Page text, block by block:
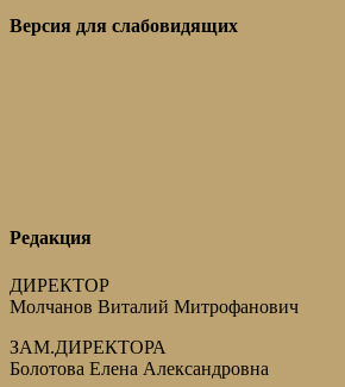
Версия для слабовидящих
Редакция
ДИРЕКТОР
Молчанов Виталий Митрофанович
ЗАМ.ДИРЕКТОРА
Болотова Елена Александровна